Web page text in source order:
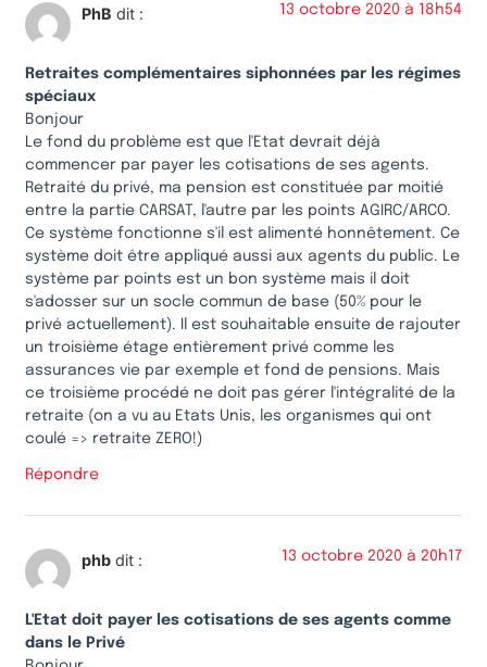
PhB dit : 13 octobre 2020 à 18h54
Retraites complémentaires siphonnées par les régimes
spéciaux
Bonjour
Le fond du problème est que l'Etat devrait déjà
commencer par payer les cotisations de ses agents.
Retraité du privé, ma pension est constituée par moitié
entre la partie CARSAT, l'autre par les points AGIRC/ARCO.
Ce système fonctionne s'il est alimenté honnêtement. Ce
système doit être appliqué aussi aux agents du public. Le
système par points est un bon système mais il doit
s'adosser sur un socle commun de base (50% pour le
privé actuellement). Il est souhaitable ensuite de rajouter
un troisième étage entièrement privé comme les
assurances vie par exemple et fond de pensions. Mais
ce troisième procédé ne doit pas gérer l'intégralité de la
retraite (on a vu au Etats Unis, les organismes qui ont
coulé => retraite ZERO!)
Répondre
phb dit : 13 octobre 2020 à 20h17
L'Etat doit payer les cotisations de ses agents comme
dans le Privé